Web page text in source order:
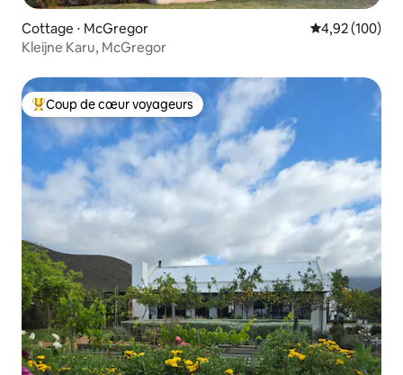
Cottage ⋅ McGregor Évaluation
4,92 (100)
Kleijne Karu, McGregor
Coups de cœur voyageurs les plus appréciés
Coup de cœur voyageurs